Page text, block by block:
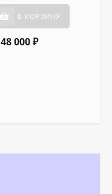
В КОРЗИНУ
48 000 ₽